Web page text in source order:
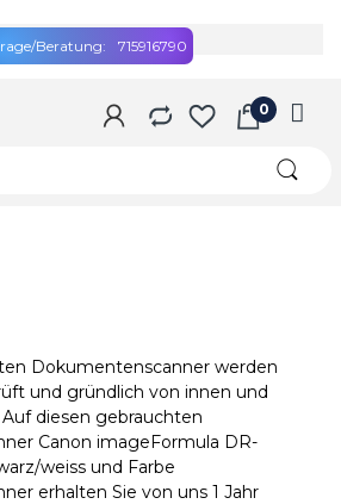
Beratung: 715916790
Dokumentenscanner werden
und gründlich von innen und
diesen gebrauchten
Canon imageFormula DR-
weiss und Farbe
erhalten Sie von uns 1 Jahr